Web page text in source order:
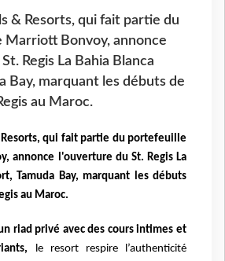
& Resorts, qui fait partie du
Marriott Bonvoy, annonce
Regis La Bahia Blanca
Bay, marquant les débuts de
au Maroc.
Resorts, qui fait partie du portefeuille
annonce l'ouverture du St. Regis La
Tamuda Bay, marquant les débuts
au Maroc.
riad privé avec des cours intimes et
le resort respire l’authenticité